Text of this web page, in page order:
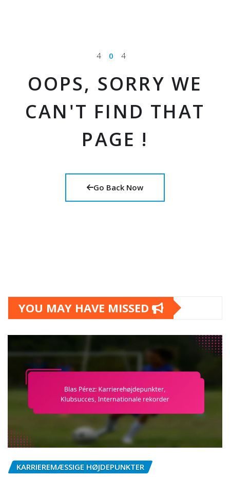
4 0 4
OOPS, SORRY WE
CAN'T FIND THAT
PAGE !
Go Back Now
YOU MAY HAVE MISSED
KARRIEREMÆSSIGE HØJDEPUNKTER